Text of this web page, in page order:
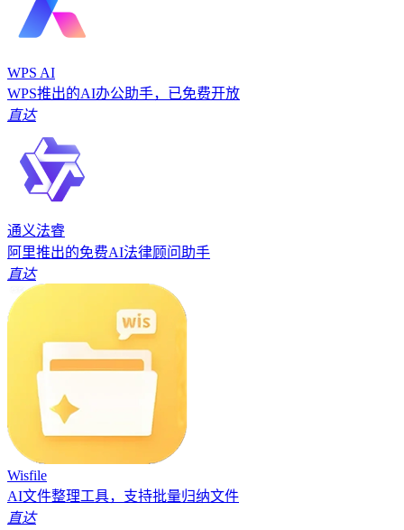
WPS AI
WPS推出的AI办公助手，已免费开放
直达
通义法睿
阿里推出的免费AI法律顾问助手
直达
Wisfile
AI文件整理工具，支持批量归纳文件
直达